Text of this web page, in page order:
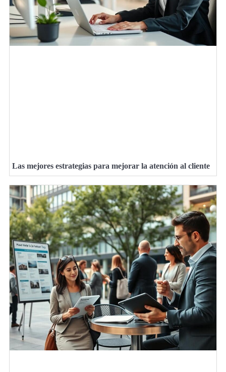
Las mejores estrategias para mejorar la atención al cliente